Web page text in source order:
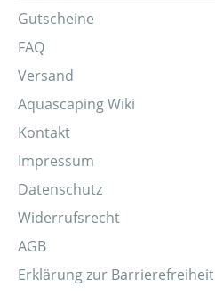
Gutscheine
FAQ
Versand
Aquascaping Wiki
Kontakt
Impressum
Datenschutz
Widerrufsrecht
AGB
Erklärung zur Barrierefreiheit